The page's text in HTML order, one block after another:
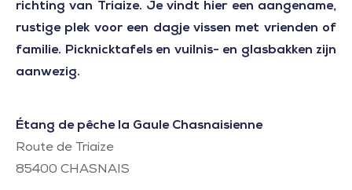
richting van Triaize. Je vindt hier een aangename,
rustige plek voor een dagje vissen met vrienden of
familie. Picknicktafels en vuilnis- en glasbakken zijn
aanwezig.
Étang de pêche la Gaule Chasnaisienne
Route de Triaize
85400 CHASNAIS